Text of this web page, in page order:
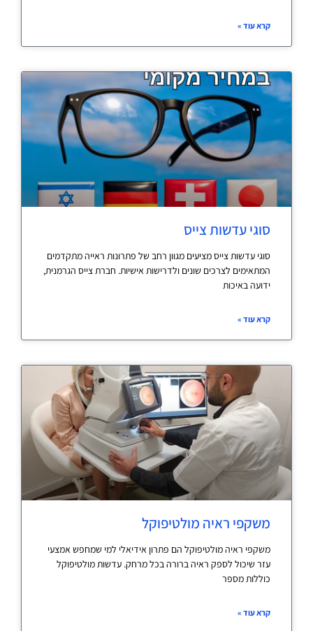
קרא עוד »
סוגי עדשות צייס
סוגי עדשות צייס מציעים מגוון רחב של פתרונות ראייה מתקדמים
המתאימים לצרכים שונים ולדרישות אישיות. חברת צייס הגרמנית,
ידועה באיכות
קרא עוד »
משקפי ראיה מולטיפוקל
משקפי ראיה מולטיפוקל הם פתרון אידיאלי למי שמחפש אמצעי
עזר שיכול לספק ראיה ברורה בכל מרחק. עדשות מולטיפוקל
כוללות מספר
קרא עוד »